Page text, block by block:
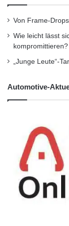
– Heiko
„Vom
(teil-
jeweils 5
(Auszug aus
· Session
Von Frame-
Wie leicht lässt
kompromittieren?
„Junge Leute“-
Automotive-